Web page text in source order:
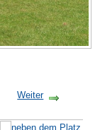
Weiter